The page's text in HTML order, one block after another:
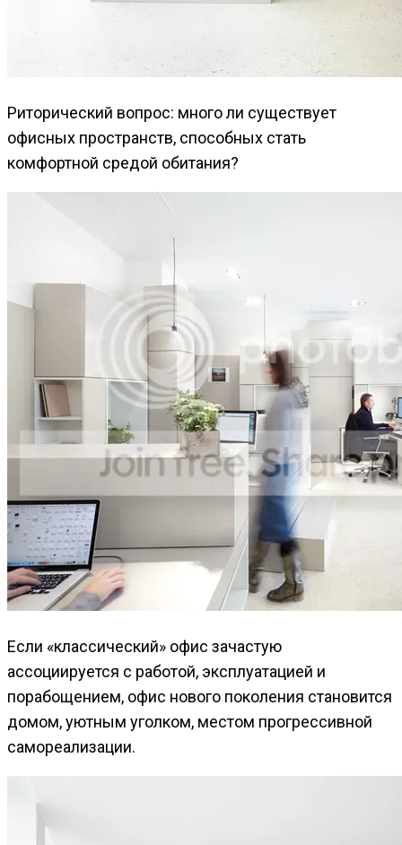
Риторический вопрос: много ли существует
офисных пространств, способных стать
комфортной средой обитания?
Если «классический» офис зачастую
ассоциируется с работой, эксплуатацией и
порабощением, офис нового поколения становится
домом, уютным уголком, местом прогрессивной
самореализации.